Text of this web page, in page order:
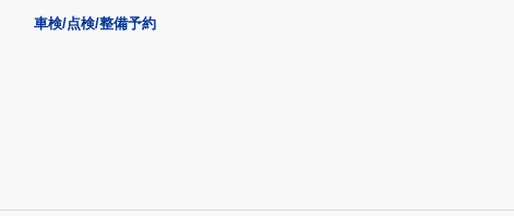
車検/点検/整備予約